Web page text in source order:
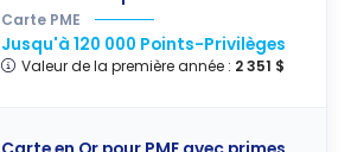
Carte PME
Jusqu'à 120 000 Points-Privilèges
Valeur de la première année : 2 351 $